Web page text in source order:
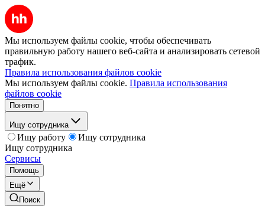
Мы используем файлы cookie, чтобы обеспечивать
правильную работу нашего веб-сайта и анализировать сетевой
трафик.
Правила использования файлов cookie
Мы используем файлы cookie. Правила использования
файлов cookie
Понятно
Ищу сотрудника
Ищу работу
Ищу сотрудника
Ищу сотрудника
Сервисы
Помощь
Ещё
Поиск